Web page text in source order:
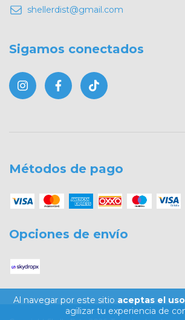
Al navegar por este sitio aceptas el
agilizar tu experiencia de
shellerdist@gmail.com
Sigamos conectados
Métodos de pago
Opciones de envío